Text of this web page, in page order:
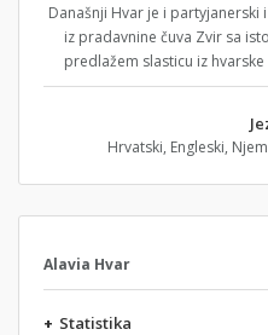
Današnji Hvar je i
iz pradavnine čuva Zvir sa
predlažem slasticu iz
Hrvatski, Engleski,
Alavia Hvar
+ Statistika